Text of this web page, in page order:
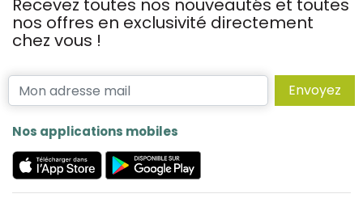
Recevez toutes nos nouveautés et toutes
nos offres en exclusivité directement
chez vous !
Envoyez
Nos applications mobiles